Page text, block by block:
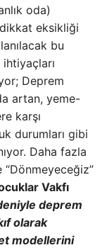
oda)
eksikliği
bu
Deprem
artan, yeme-
karşı
durumları gibi
Daha fazla
Vakfı
deprem
olarak
modellerini